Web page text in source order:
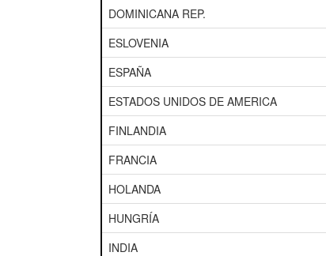
DOMINICANA REP.
ESLOVENIA
ESPAÑA
ESTADOS UNIDOS DE AMERICA
FINLANDIA
FRANCIA
HOLANDA
HUNGRÍA
INDIA